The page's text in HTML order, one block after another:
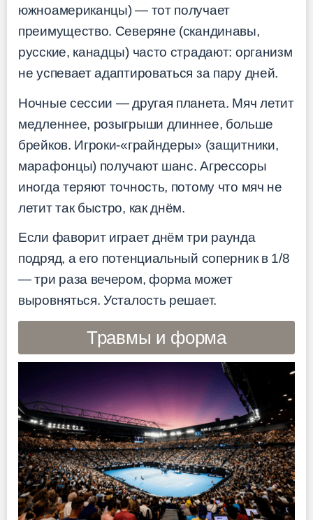
южноамериканцы) — тот получает
преимущество. Северяне (скандинавы,
русские, канадцы) часто страдают: организм
не успевает адаптироваться за пару дней.
Ночные сессии — другая планета. Мяч летит
медленнее, розыгрыши длиннее, больше
брейков. Игроки-«грайндеры» (защитники,
марафонцы) получают шанс. Агрессоры
иногда теряют точность, потому что мяч не
летит так быстро, как днём.
Если фаворит играет днём три раунда
подряд, а его потенциальный соперник в 1/8
— три раза вечером, форма может
выровняться. Усталость решает.
Травмы и форма